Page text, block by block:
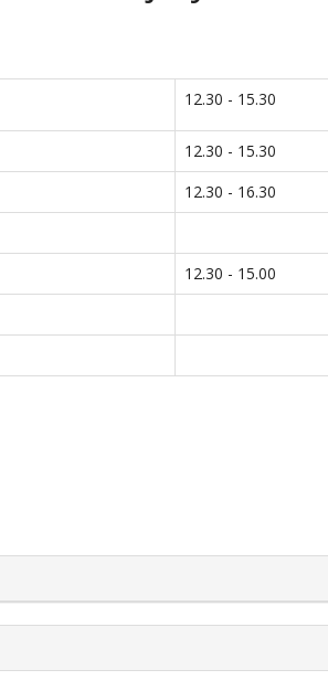
12.30 - 15.30
12.30 - 15.30
12.30 - 16.30
12.30 - 15.00